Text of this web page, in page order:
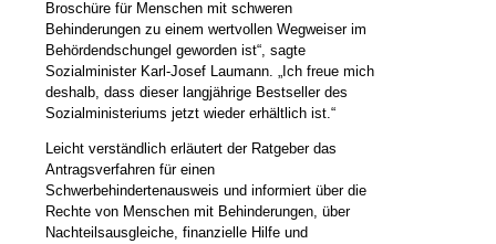
Broschüre für Menschen mit schweren
Behinderungen zu einem wertvollen Wegweiser im
Behördendschungel geworden ist“, sagte
Sozialminister Karl-Josef Laumann. „Ich freue mich
deshalb, dass dieser langjährige Bestseller des
Sozialministeriums jetzt wieder erhältlich ist.“
Leicht verständlich erläutert der Ratgeber das
Antragsverfahren für einen
Schwerbehindertenausweis und informiert über die
Rechte von Menschen mit Behinderungen, über
Nachteilsausgleiche, finanzielle Hilfe und